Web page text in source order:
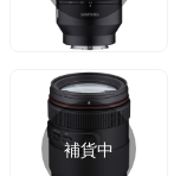
補貨中